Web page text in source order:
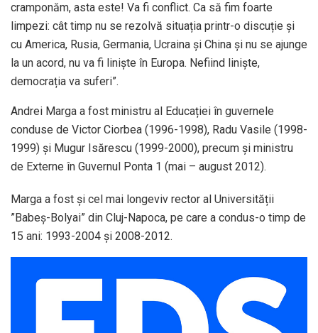
cramponăm, asta este! Va fi conflict. Ca să fim foarte
limpezi: cât timp nu se rezolvă situația printr-o discuție și
cu America, Rusia, Germania, Ucraina și China și nu se ajunge
la un acord, nu va fi liniște în Europa. Nefiind liniște,
democrația va suferi”.
Andrei Marga a fost ministru al Educației în guvernele
conduse de Victor Ciorbea (1996-1998), Radu Vasile (1998-
1999) și Mugur Isărescu (1999-2000), precum și ministru
de Externe în Guvernul Ponta 1 (mai – august 2012).
Marga a fost și cel mai longeviv rector al Universității
”Babeș-Bolyai” din Cluj-Napoca, pe care a condus-o timp de
15 ani: 1993-2004 și 2008-2012.